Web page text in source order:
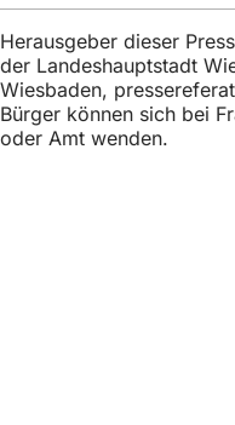
Herausgeber dieser
der Landeshauptstadt
Wiesbaden, pressereferat
Bürger können sich bei
oder Amt wenden.